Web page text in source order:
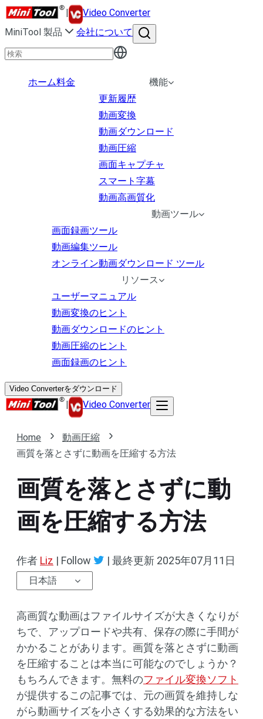
|
Video Converter
MiniTool 製品
会社について
ホーム料金
機能
更新履歴
動画変換
動画ダウンロード
動画圧縮
画面キャプチャ
スマート字幕
動画高画質化
動画ツール
画面録画ツール
動画編集ツール
オンライン動画ダウンロード ツール
リソース
ユーザーマニュアル
動画変換のヒント
動画ダウンロードのヒント
動画圧縮のヒント
画面録画のヒント
Video Converterをダウンロード
| Video Converter
Home
動画圧縮
画質を落とさずに動画を圧縮する方法
画質を落とさずに動
画を圧縮する方法
作者 Liz | Follow | 最終更新 2025年07月11日
日本語
高画質な動画はファイルサイズが大きくなりが
ちで、アップロードや共有、保存の際に手間が
かかることがあります。画質を落とさずに動画
を圧縮することは本当に可能なのでしょうか？
もちろんできます。無料のファイル変換ソフト
が提供するこの記事では、元の画質を維持しな
がら動画サイズを小さくする効果的な方法をい